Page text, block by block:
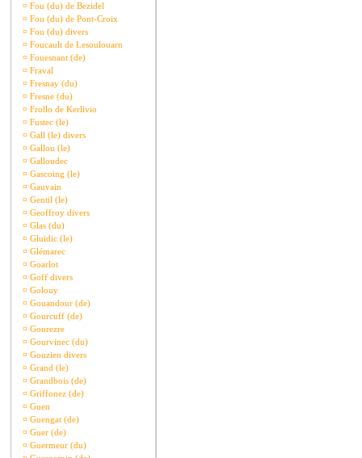
¤ Fou (du) de Bezidel
¤ Fou (du) de Pont-Croix
¤ Fou (du) divers
¤ Foucault de Lesoulouarn
¤ Fouesnant (de)
¤ Fraval
¤ Fresnay (du)
¤ Fresne (du)
¤ Frollo de Kerlivio
¤ Fustec (le)
¤ Gall (le) divers
¤ Gallou (le)
¤ Galloudec
¤ Gascoing (le)
¤ Gauvain
¤ Gentil (le)
¤ Geoffroy divers
¤ Glas (du)
¤ Gluidic (le)
¤ Glémarec
¤ Goarlot
¤ Goff divers
¤ Golouy
¤ Gouandour (de)
¤ Gourcuff (de)
¤ Gourezre
¤ Gourvinec (du)
¤ Gouzien divers
¤ Grand (le)
¤ Grandbois (de)
¤ Griffonez (de)
¤ Guen
¤ Guengat (de)
¤ Guer (de)
¤ Guermeur (du)